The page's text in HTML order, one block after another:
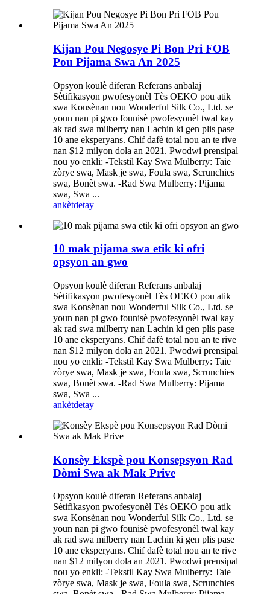
Kijan Pou Negosye Pi Bon Pri FOB
Pou Pijama Swa An 2025
Opsyon koulè diferan Referans anbalaj
Sètifikasyon pwofesyonèl Tès OEKO pou atik
swa Konsènan nou Wonderful Silk Co., Ltd. se
youn nan pi gwo founisè pwofesyonèl twal kay
ak rad swa milberry nan Lachin ki gen plis pase
10 ane eksperyans. Chif dafè total nou an te rive
nan $12 milyon dola an 2021. Pwodwi prensipal
nou yo enkli: -Tekstil Kay Swa Mulberry: Taie
zòrye swa, Mask je swa, Foula swa, Scrunchies
swa, Bonèt swa. -Rad Swa Mulberry: Pijama
swa, Swa ...
ankètdetay
10 mak pijama swa etik ki ofri
opsyon an gwo
Opsyon koulè diferan Referans anbalaj
Sètifikasyon pwofesyonèl Tès OEKO pou atik
swa Konsènan nou Wonderful Silk Co., Ltd. se
youn nan pi gwo founisè pwofesyonèl twal kay
ak rad swa milberry nan Lachin ki gen plis pase
10 ane eksperyans. Chif dafè total nou an te rive
nan $12 milyon dola an 2021. Pwodwi prensipal
nou yo enkli: -Tekstil Kay Swa Mulberry: Taie
zòrye swa, Mask je swa, Foula swa, Scrunchies
swa, Bonèt swa. -Rad Swa Mulberry: Pijama
swa, Swa ...
ankètdetay
Konsèy Ekspè pou Konsepsyon Rad
Dòmi Swa ak Mak Prive
Opsyon koulè diferan Referans anbalaj
Sètifikasyon pwofesyonèl Tès OEKO pou atik
swa Konsènan nou Wonderful Silk Co., Ltd. se
youn nan pi gwo founisè pwofesyonèl twal kay
ak rad swa milberry nan Lachin ki gen plis pase
10 ane eksperyans. Chif dafè total nou an te rive
nan $12 milyon dola an 2021. Pwodwi prensipal
nou yo enkli: -Tekstil Kay Swa Mulberry: Taie
zòrye swa, Mask je swa, Foula swa, Scrunchies